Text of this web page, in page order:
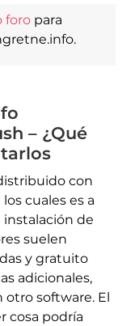
foropara
– ¿Qué
con
cuales es a
de
suelen
y gratuito
adicionales,
software. El
cosa podría